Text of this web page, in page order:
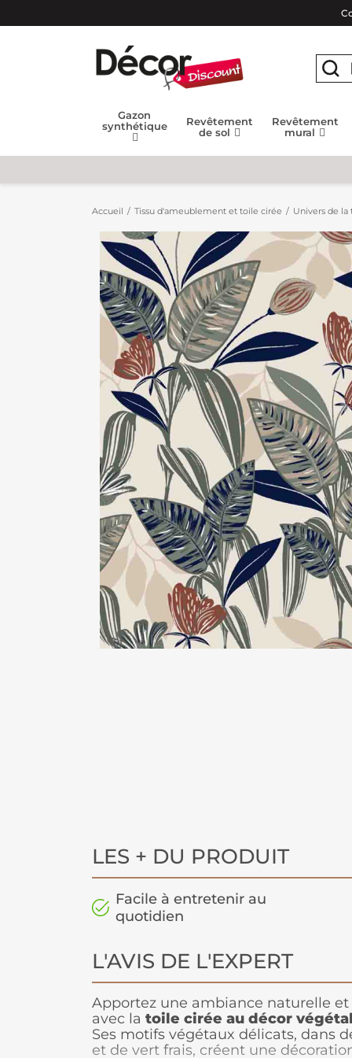
Gazon
synthétique
Revêtement
de sol
Revêtement
mural
Accueil Tissu d'ameublement et toile cirée Univers de la
LES + DU PRODUIT
Facile à entretenir au
quotidien
L'AVIS DE L'EXPERT
Apportez une ambiance naturelle
avec la toile cirée au décor végétal
Ses motifs végétaux délicats, dans
et de vert frais, créent une